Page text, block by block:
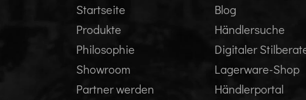
Startseite
Produkte
Philosophie
Showroom
Partner werden
Blog
Händlersuche
Digitaler
Lagerware-Shop
Händlerportal